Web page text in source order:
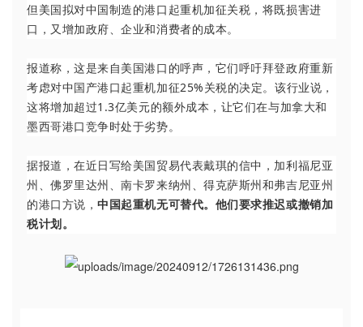
但美国拟对中国制造的港口起重机加征关税，将既损害进
口，又增加政府、企业和消费者的成本。
报道称，这是来自美国港口的呼声，它们呼吁拜登政府重新
考虑对中国产港口起重机加征25%关税的决定。该行业说，
这将增加超过1.3亿美元的额外成本，让它们在与加拿大和
墨西哥港口竞争时处于劣势。
据报道，在近日写给美国贸易代表戴琪的信中，加利福尼亚
州、佛罗里达州、南卡罗来纳州、得克萨斯州和弗吉尼亚州
的港口方说，中国起重机无可替代。他们要求推迟或撤销加
税计划。